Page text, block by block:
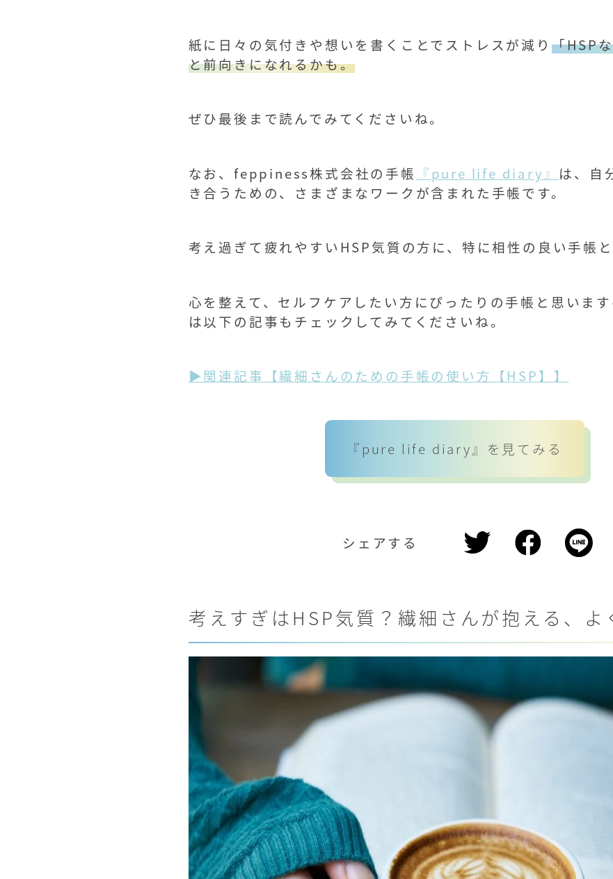
紙に日々の気付きや想いを書くことでストレスが減り 「HSP
と前向きになれるかも。
ぜひ最後まで読んでみてくださいね。
なお、feppiness株式会社の手帳 『pure life diary』 は、自
き合うための、さまざまなワークが含まれた手帳です。
考え過ぎて疲れやすいHSP気質の方に、特に相性の良い手帳と
心を整えて、セルフケアしたい方にぴったりの手帳と思いま
は以下の記事もチェックしてみてくださいね。
▶関連記事【繊細さんのための手帳の使い方【HSP】】
『pure life diary』を見てみる
シェアする
考えすぎはHSP気質？繊細さんが抱える、よ